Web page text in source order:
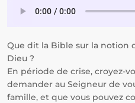
Que dit la Bible sur la
Dieu ?
En période de crise, croyez-
demander au Seigneur de
famille, et que vous pouvez